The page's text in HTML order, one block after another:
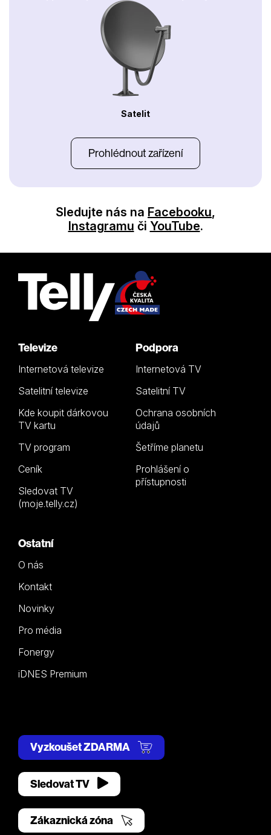
Satelit
Prohlédnout zařízení
Sledujte nás na Facebooku,
Instagramu či YouTube.
Televize
Internetová televize
Satelitní televize
Kde koupit dárkovou
TV kartu
TV program
Ceník
Sledovat TV
(moje.telly.cz)
Podpora
Internetová TV
Satelitní TV
Ochrana osobních
údajů
Šetříme planetu
Prohlášení o
přístupnosti
Ostatní
O nás
Kontakt
Novinky
Pro média
Fonergy
iDNES Premium
Vyzkoušet ZDARMA
Sledovat TV
Zákaznická zóna